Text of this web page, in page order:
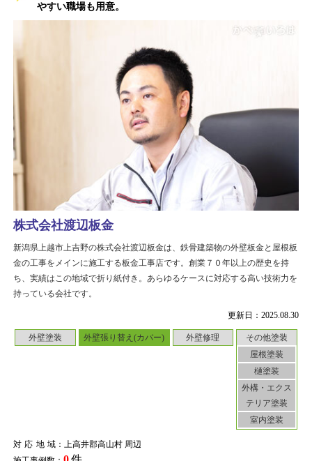
やすい職場も用意。
更新日：2025.08.30
外壁塗装 外壁張り替え(カバー) 外壁修理
その他塗装
屋根塗装
樋塗装
外構・エクス
テリア塗装
室内塗装
対応地域：上高井郡高山村 周辺
株式会社渡辺板金
新潟県上越市上吉野の株式会社渡辺板金は、鉄骨建築物の外壁板金と屋根板
金の工事をメインに施工する板金工事店です。創業７０年以上の歴史を持
ち、実績はこの地域で折り紙付き。あらゆるケースに対応する高い技術力を
持っている会社です。